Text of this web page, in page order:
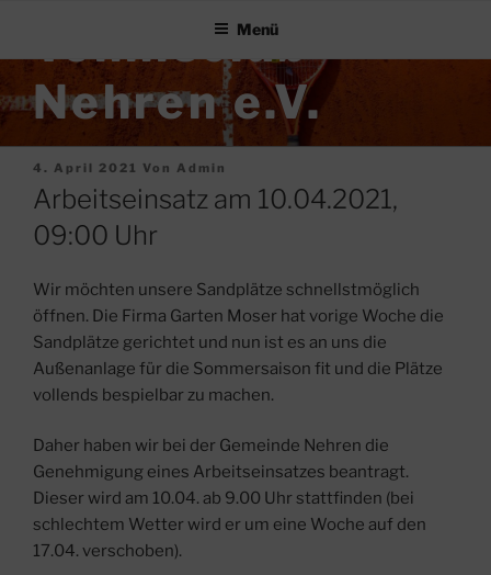
springenTennisclub-
Nehren e.V.
Menü
Veröffentlicht
Am
4. April 2021 Von Admin
Arbeitseinsatz am 10.04.2021,
09:00 Uhr
Wir möchten unsere Sandplätze schnellstmöglich
öffnen. Die Firma Garten Moser hat vorige Woche die
Sandplätze gerichtet und nun ist es an uns die
Außenanlage für die Sommersaison fit und die Plätze
vollends bespielbar zu machen.
Daher haben wir bei der Gemeinde Nehren die
Genehmigung eines Arbeitseinsatzes beantragt.
Dieser wird am 10.04. ab 9.00 Uhr stattfinden (bei
schlechtem Wetter wird er um eine Woche auf den
17.04. verschoben).